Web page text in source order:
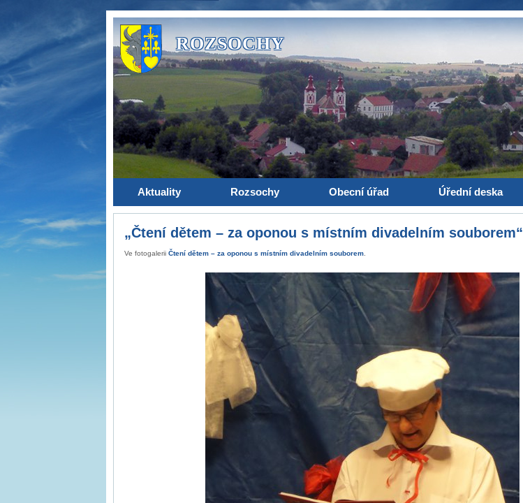
ROZSOCHY
Aktuality Rozsochy Obecní úřad Úřední deska
„Čtení dětem – za oponou s místním divadelním souborem“
Ve fotogalerii Čtení dětem – za oponou s místním divadelním souborem